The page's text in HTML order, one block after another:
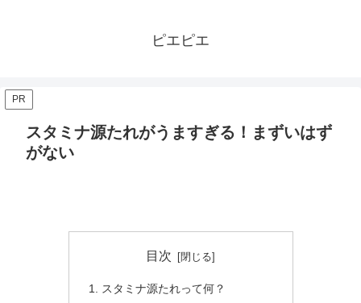
ピエピエ
PR
スタミナ源たれがうますぎる！まずいはず
がない
目次
スタミナ源たれって何？